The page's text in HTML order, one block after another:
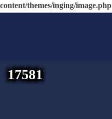
content/themes/inging/image.php
17581